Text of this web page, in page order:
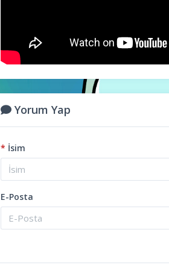
Yorum Yap
* İsim
E-Posta